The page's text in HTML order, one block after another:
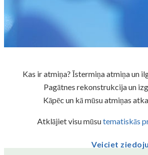
Veiciet
Kas ir atmiņa? Īstermiņa atmiņa un
Pagātnes rekonstrukcija un
Kāpēc un kā mūsu atmiņas
Atklājiet visu mūsutematiskās